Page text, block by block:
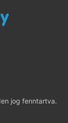
jog fenntartva.